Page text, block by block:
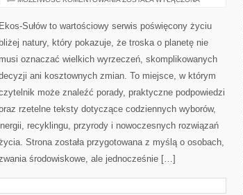
Ekos-Sułów to wartościowy serwis poświęcony życiu
bliżej natury, który pokazuje, że troska o planetę nie
musi oznaczać wielkich wyrzeczeń, skomplikowanych
ani kosztownych zmian. To miejsce, w którym
może znaleźć porady, praktyczne podpowiedzi
rzetelne teksty dotyczące codziennych wyborów,
recyklingu, przyrody i nowoczesnych rozwiązań
Strona została przygotowana z myślą o osobach,
środowiskowe, ale jednocześnie […]